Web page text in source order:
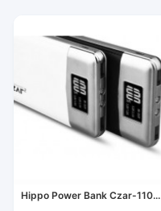
Hippo Power Bank Czar-110...